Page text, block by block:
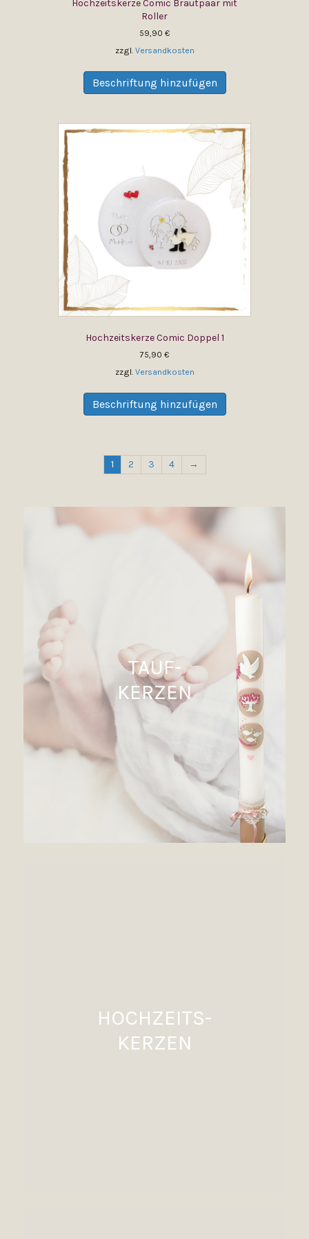
Hochzeitskerze Comic Brautpaar mit
Roller
59,90 €
zzgl. Versandkosten
Beschriftung hinzufügen
weist
Varianten
auf.
Die
Optionen
können
Produktseite
gewählt
werden
Hochzeitskerze Comic Doppel 1
75,90 €
zzgl. Versandkosten
Beschriftung hinzufügen
weist
auf
gewählt
werden
1 2 3 4 →
TAUF-
KERZEN
HOCHZEITS-
KERZEN